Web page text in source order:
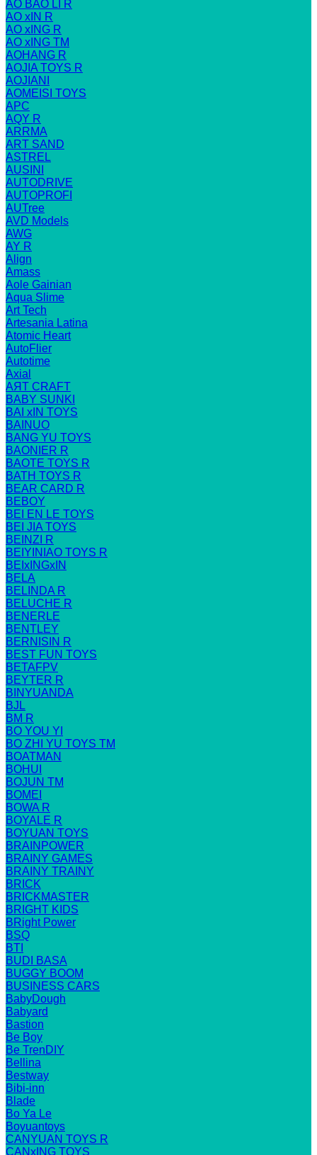
AO BAO LI R
AO xIN R
AO xING R
AO xING TM
AOHANG R
AOJIA TOYS R
AOJIANI
AOMEISI TOYS
APC
AQY R
ARRMA
ART SAND
ASTREL
AUSINI
AUTODRIVE
AUTOPROFI
AUTree
AVD Models
AWG
AY R
Align
Amass
Aole Gainian
Aqua Slime
Art Tech
Artesania Latina
Atomic Heart
AutoFlier
Autotime
Axial
AЯT CRAFT
BABY SUNKI
BAI xIN TOYS
BAINUO
BANG YU TOYS
BAONIER R
BAOTE TOYS R
BATH TOYS R
BEAR CARD R
BEBOY
BEI EN LE TOYS
BEI JIA TOYS
BEINZI R
BEIYINIAO TOYS R
BEIxINGxIN
BELA
BELINDA R
BELUCHE R
BENERLE
BENTLEY
BERNISIN R
BEST FUN TOYS
BETAFPV
BEYTER R
BINYUANDA
BJL
BM R
BO YOU YI
BO ZHI YU TOYS TM
BOATMAN
BOHUI
BOJUN TM
BOMEI
BOWA R
BOYALE R
BOYUAN TOYS
BRAINPOWER
BRAINY GAMES
BRAINY TRAINY
BRICK
BRICKMASTER
BRIGHT KIDS
BRight Power
BSQ
BTI
BUDI BASA
BUGGY BOOM
BUSINESS CARS
BabyDough
Babyard
Bastion
Be Boy
Be TrenDIY
Bellina
Bestway
Bibi-inn
Blade
Bo Ya Le
Boyuantoys
CANYUAN TOYS R
CANxING TOYS